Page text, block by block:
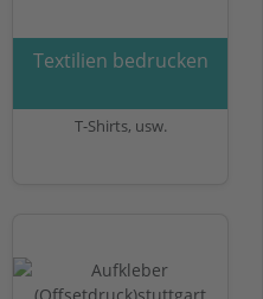
Textilien bedrucken
T-Shirts, usw.